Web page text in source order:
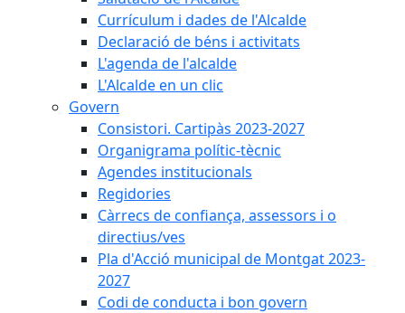
Currículum i dades de l'Alcalde
Declaració de béns i activitats
L'agenda de l'alcalde
L'Alcalde en un clic
Govern
Consistori. Cartipàs 2023-2027
Organigrama polític-tècnic
Agendes institucionals
Regidories
Càrrecs de confiança, assessors i o
directius/ves
Pla d'Acció municipal de Montgat 2023-
2027
Codi de conducta i bon govern